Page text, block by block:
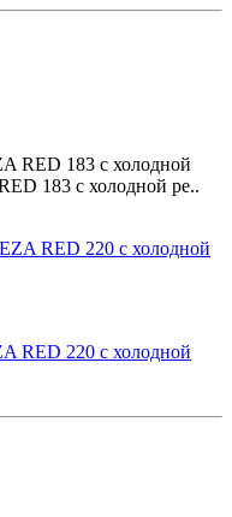
RED 183 с холодной
183 с холодной ре..
RED 220 с холодной